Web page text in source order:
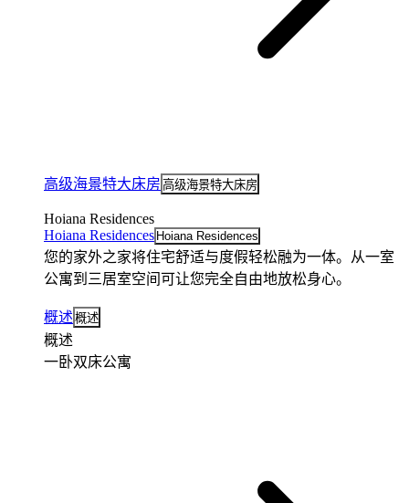
高级海景特大床房 高级海景特大床房
Hoiana Residences
Hoiana Residences Hoiana Residences
您的家外之家将住宅舒适与度假轻松融为一体。从一室
公寓到三居室空间可让您完全自由地放松身心。
概述 概述
概述
一卧双床公寓